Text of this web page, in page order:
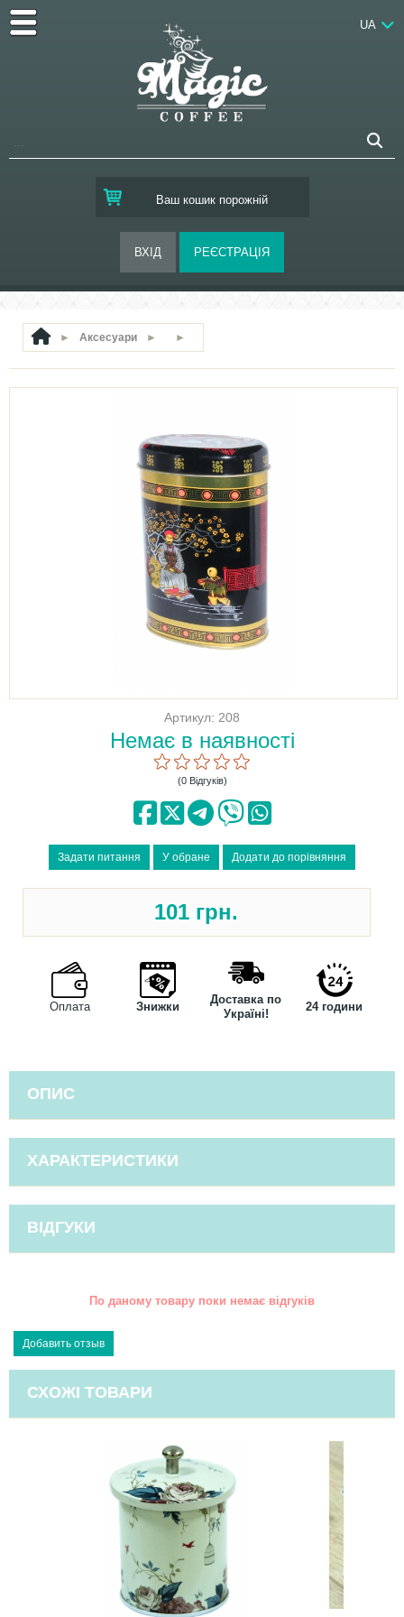
Ваш кошик порожній
UA
► Аксесуари ► ►
Артикул: 208
Немає в наявності
(0 Відгуків)
101 грн.
Оплата Знижки
Доставка по
Україні!
24 години
ОПИС
ХАРАКТЕРИСТИКИ
ВІДГУКИ
По даному товару поки немає відгуків
СХОЖІ ТОВАРИ